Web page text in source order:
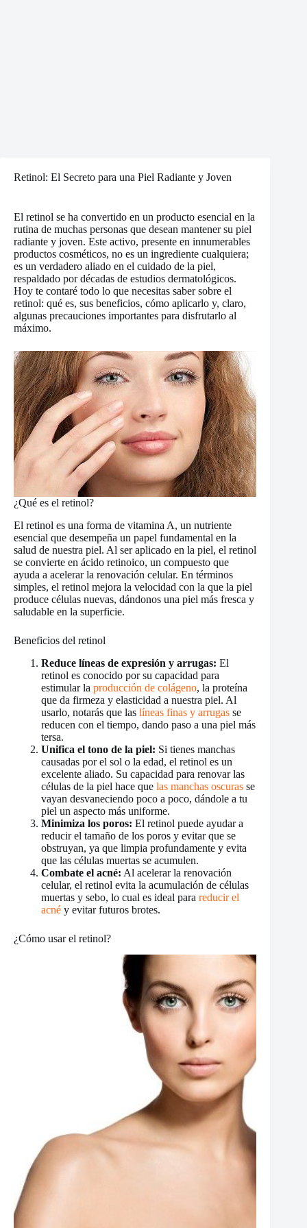
Retinol: El Secreto para una Piel Radiante y Joven
El retinol se ha convertido en un producto esencial en la
rutina de muchas personas que desean mantener su piel
radiante y joven. Este activo, presente en innumerables
productos cosméticos, no es un ingrediente cualquiera;
es un verdadero aliado en el cuidado de la piel,
respaldado por décadas de estudios dermatológicos.
Hoy te contaré todo lo que necesitas saber sobre el
retinol: qué es, sus beneficios, cómo aplicarlo y, claro,
algunas precauciones importantes para disfrutarlo al
máximo.
¿Qué es el retinol?
El retinol es una forma de vitamina A, un nutriente
esencial que desempeña un papel fundamental en la
salud de nuestra piel. Al ser aplicado en la piel, el retinol
se convierte en ácido retinoico, un compuesto que
ayuda a acelerar la renovación celular. En términos
simples, el retinol mejora la velocidad con la que la piel
produce células nuevas, dándonos una piel más fresca y
saludable en la superficie.
Beneficios del retinol
Reduce líneas de expresión y arrugas: El
retinol es conocido por su capacidad para
estimular la producción de colágeno, la proteína
que da firmeza y elasticidad a nuestra piel. Al
usarlo, notarás que las líneas finas y arrugas se
reducen con el tiempo, dando paso a una piel más
tersa.
Unifica el tono de la piel: Si tienes manchas
causadas por el sol o la edad, el retinol es un
excelente aliado. Su capacidad para renovar las
células de la piel hace que las manchas oscuras se
vayan desvaneciendo poco a poco, dándole a tu
piel un aspecto más uniforme.
Minimiza los poros: El retinol puede ayudar a
reducir el tamaño de los poros y evitar que se
obstruyan, ya que limpia profundamente y evita
que las células muertas se acumulen.
Combate el acné: Al acelerar la renovación
celular, el retinol evita la acumulación de células
muertas y sebo, lo cual es ideal para reducir el
acné y evitar futuros brotes.
¿Cómo usar el retinol?